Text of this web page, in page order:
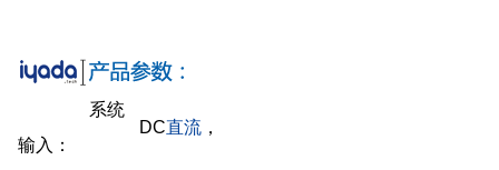
系统
输入：
DC直流 ，